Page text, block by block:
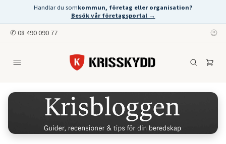
Handlar du somkommun, företag eller organisation?
Besök vår företagsportal →
✆ 08 490 090 77